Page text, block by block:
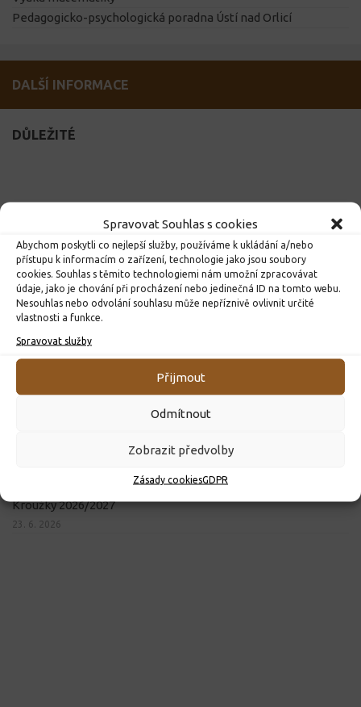
Spravovat Souhlas s cookies
Abychom poskytli co nejlepší služby, používáme k ukládání a/nebo
přístupu k informacím o zařízení, technologie jako jsou soubory
cookies. Souhlas s těmito technologiemi nám umožní zpracovávat
údaje, jako je chování při procházení nebo jedinečná ID na tomto webu.
Nesouhlas nebo odvolání souhlasu může nepříznivě ovlivnit určité
vlastnosti a funkce.
Spravovat služby
Přijmout
Odmítnout
Zobrazit předvolby
Zásady cookiesGDPR
Pedagogicko-psychologická poradna Ústí nad Orlicí
DALŠÍ INFORMACE
DŮLEŽITÉ
Kroužky 2026/2027
23. 6. 2026